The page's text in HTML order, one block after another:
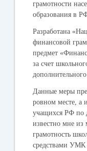
грамотности
образования в
Разработана
финансовой
предмет
за счет
дополнительного
Данные меры
ровном месте, а
учащихся РФ по
известно мне из
грамотность
средствами УМК